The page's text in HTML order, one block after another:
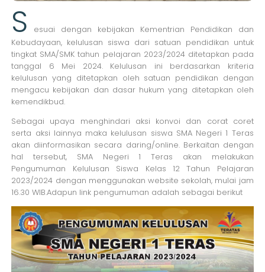
S
esuai dengan kebijakan Kementrian Pendidikan dan
Kebudayaan, kelulusan siswa dari satuan pendidikan untuk
tingkat SMA/SMK tahun pelajaran 2023/2024 ditetapkan pada
tanggal 6 Mei 2024. Kelulusan ini berdasarkan kriteria
kelulusan yang ditetapkan oleh satuan pendidikan dengan
mengacu kebijakan dan dasar hukum yang ditetapkan oleh
kemendikbud.
Sebagai upaya menghindari aksi konvoi dan corat coret
serta aksi lainnya maka kelulusan siswa SMA Negeri 1 Teras
akan diinformasikan secara daring/online. Berkaitan dengan
hal tersebut, SMA Negeri 1 Teras akan melakukan
Pengumuman Kelulusan Siswa Kelas 12 Tahun Pelajaran
2023/2024 dengan menggunakan website sekolah, mulai jam
16.30 WIB.Adapun link pengumuman adalah sebagai berikut